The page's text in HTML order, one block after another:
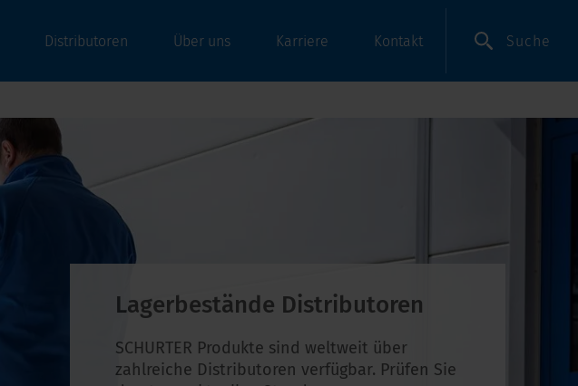
Distributoren Über uns Karriere Kontakt Suche
Lagerbestände Distributoren
SCHURTER Produkte sind weltweit über
zahlreiche Distributoren verfügbar. Prüfen Sie